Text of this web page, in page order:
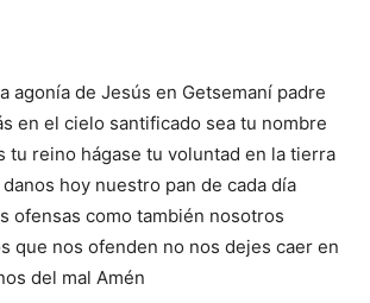
agonía de Jesús en Getsemaní padre
en el cielo santificado sea tu nombre
tu reino hágase tu voluntad en la tierra
hoy nuestro pan de cada día
ofensas como también nosotros
que nos ofenden no nos dejes caer en
del mal Amén